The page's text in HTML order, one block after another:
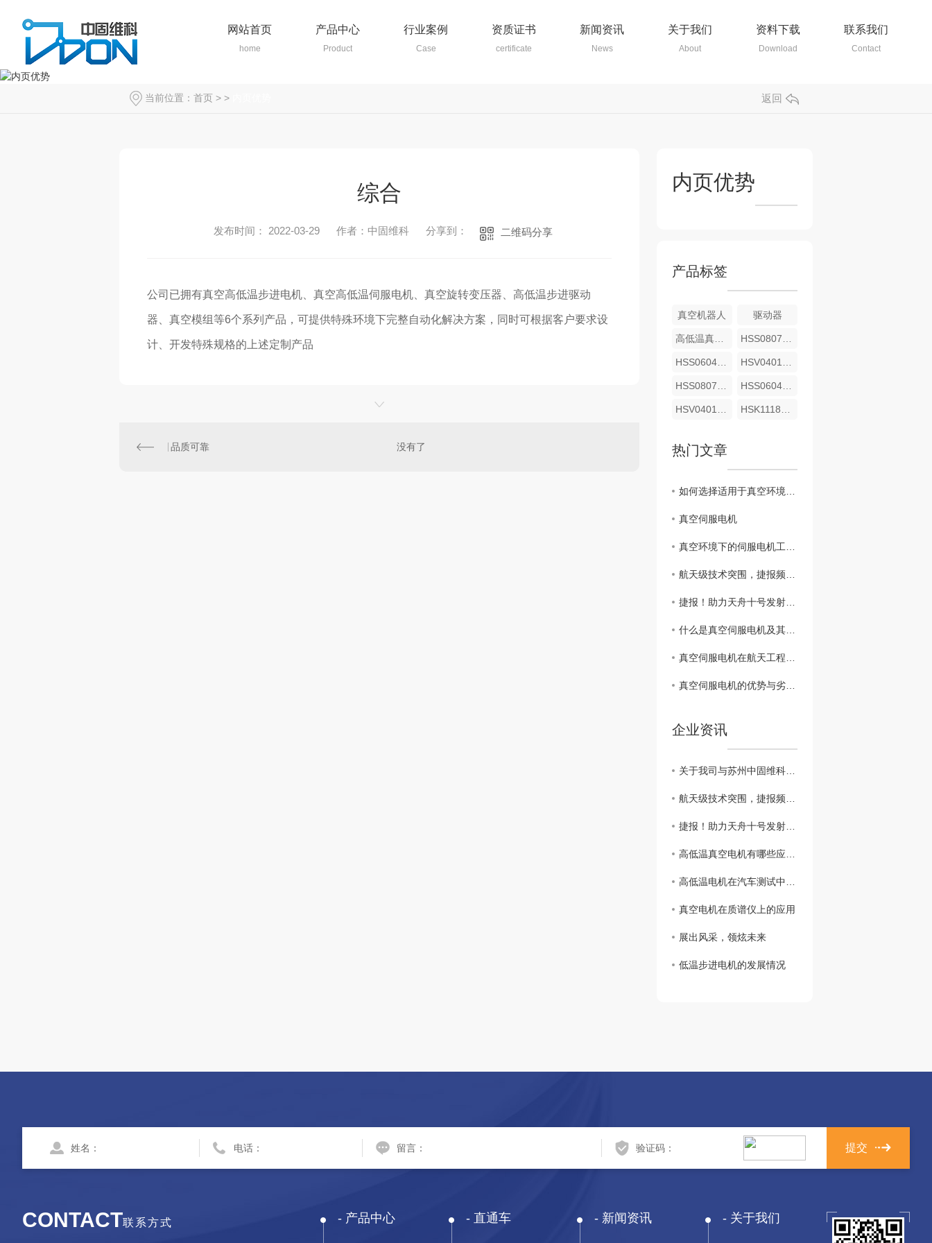
网站首页
home
产品中心
Product
行业案例
Case
资质证书
certificate
新闻资讯
News
关于我们
About
资料下载
Download
联系我们
Contact
当前位置： 首页 > > 返回
综合
发布时间： 2022-03-29 作者：中固维科 分享到： 二维码分享
公司已拥有真空高低温步进电机、真空高低温伺服电机、真空旋转变压器、高低温步进驱动
器、真空模组等6个系列产品，可提供特殊环境下完整自动化解决方案，同时可根据客户要求设
计、开发特殊规格的上述定制产品
品质可靠 没有了
内页优势
产品标签
真空机器人 驱动器
高低温真空减速机42/60/90/120 HSS0807A-2R00
HSS0604A-2R00 HSV0401A-2R00
HSS0807A-2R00 HSS0604A-2R00
HSV0401A-2R00 HSK1118A-2R00
热门文章
如何选择适用于真空环境的伺服电机
真空伺服电机
真空环境下的伺服电机工作原理揭秘
航天级技术突围，捷报频传！斩获2026“蓉漂杯”航空航天赛道..奖
捷报！助力天舟十号发射任务圆满成功
什么是真空伺服电机及其应用领域
真空伺服电机在航天工程中的关键作用及挑战
真空伺服电机的优势与劣势分析
企业资讯
关于我司与苏州中固维科无关系的声明
航天级技术突围，捷报频传！斩获2026“蓉漂杯”航空航天赛道..奖
捷报！助力天舟十号发射任务圆满成功
高低温真空电机有哪些应用领域？
高低温电机在汽车测试中的应用
真空电机在质谱仪上的应用
展出风采，领炫未来
低温步进电机的发展情况
提交
CONTACT联系方式 产品中心 直通车 新闻资讯 关于我们